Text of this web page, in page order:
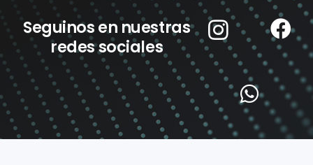
Seguinos en nuestras
redes sociales